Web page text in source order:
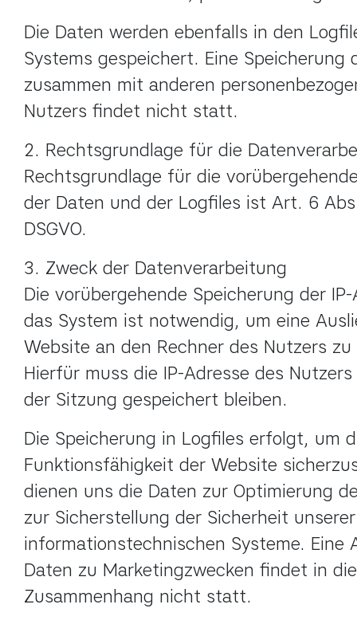
Die Daten werden ebenfalls in den
Systems gespeichert. Eine Speicherung
zusammen mit anderen
Nutzers findet nicht statt.
2. Rechtsgrundlage für die
Rechtsgrundlage für die
der Daten und der Logfiles ist Art. 6
DSGVO.
3. Zweck der Datenverarbeitung
Die vorübergehende Speicherung der
das System ist notwendig, um eine
Website an den Rechner des Nutzers
Hierfür muss die IP-Adresse des
der Sitzung gespeichert bleiben.
Die Speicherung in Logfiles erfolgt, um
Funktionsfähigkeit der Website
dienen uns die Daten zur Optimierung
zur Sicherstellung der Sicherheit unserer
informationstechnischen Systeme. Eine
Daten zu Marketingzwecken findet in
Zusammenhang nicht statt.